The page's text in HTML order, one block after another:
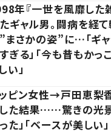
年『一世を風靡した
ギャル男。闘病を経
まさかの姿”に…「ギャッ
ぎる」「今も昔もかっ
い」
ピン女性→戸田恵梨
た結果……驚きの光
た」「ベースが美しい」